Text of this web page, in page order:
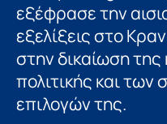
εξέφρασε την
εξελίξεις στο
στην δικαίωση της
πολιτικής και των
επιλογών της.